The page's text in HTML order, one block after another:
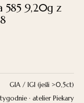
585 9,20g z
GIA / IGI (jeśli >0,5ct)
· atelier Piekary